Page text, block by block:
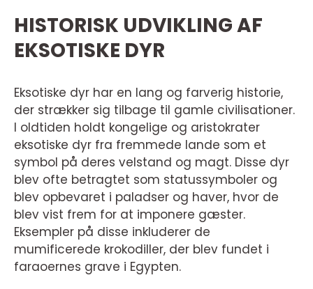
HISTORISK UDVIKLING AF
EKSOTISKE DYR
Eksotiske dyr har en lang og farverig historie,
der strækker sig tilbage til gamle civilisationer.
I oldtiden holdt kongelige og aristokrater
eksotiske dyr fra fremmede lande som et
symbol på deres velstand og magt. Disse dyr
blev ofte betragtet som statussymboler og
blev opbevaret i paladser og haver, hvor de
blev vist frem for at imponere gæster.
Eksempler på disse inkluderer de
mumificerede krokodiller, der blev fundet i
faraoernes grave i Egypten.